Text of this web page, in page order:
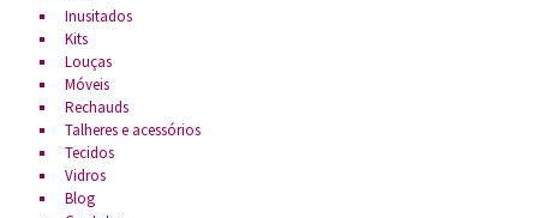
Inusitados
Kits
Louças
Móveis
Rechauds
Talheres e acessórios
Tecidos
Vidros
Blog